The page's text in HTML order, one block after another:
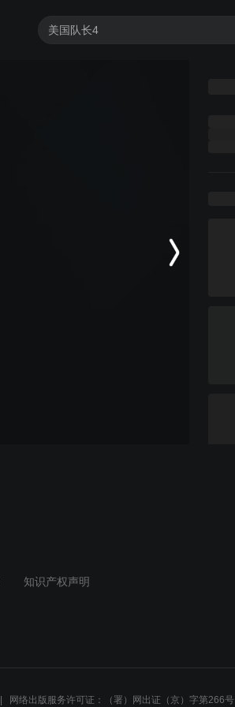
知识产权声明
网络出版服务许可证：（署）网出证（京）字第266号